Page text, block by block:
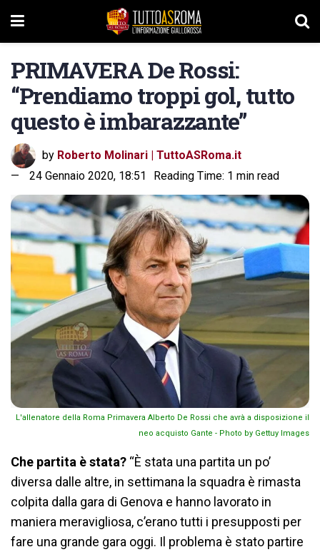
PRIMAVERA De Rossi:
“Prendiamo troppi gol, tutto
questo è imbarazzante”
by Roberto Molinari | TuttoASRoma.it
24 Gennaio 2020, 18:51
Reading Time: 1 min read
L'allenatore della Roma Primavera Alberto De Rossi che avrà a disposizione il
neo acquisto Gante - Photo by Gettuy Images
Che partita è stata? “È stata una partita un po’
diversa dalle altre, in settimana la squadra è rimasta
colpita dalla gara di Genova e hanno lavorato in
maniera meravigliosa, c’erano tutti i presupposti per
fare una grande gara oggi. Il problema è stato partire